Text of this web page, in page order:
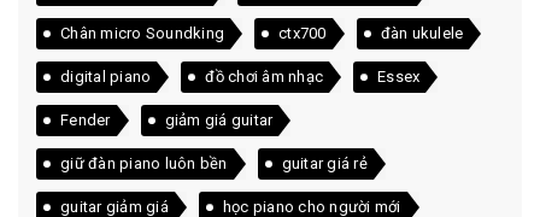
Chân micro Soundking ctx700 đàn ukulele
digital piano đồ chơi âm nhạc Essex
Fender giảm giá guitar
giữ đàn piano luôn bền guitar giá rẻ
guitar giảm giá học piano cho người mới